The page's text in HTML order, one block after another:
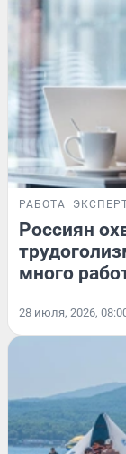
РАБОТА
Россиян
много
28 июля, 2026,